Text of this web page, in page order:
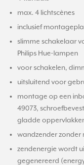
max. 4 lichtscènes
inclusief
slimme schakelaar
Philips Hue-lampen
voor schakelen,
uitsluitend voor
montage op een
49073,
gladde
wandzender
zendenergie wordt
gegenereerd